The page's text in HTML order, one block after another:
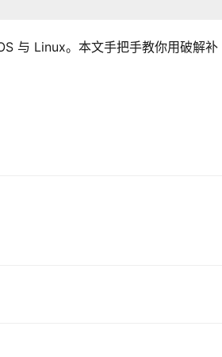
与 Linux。本文手把手教你用破解补